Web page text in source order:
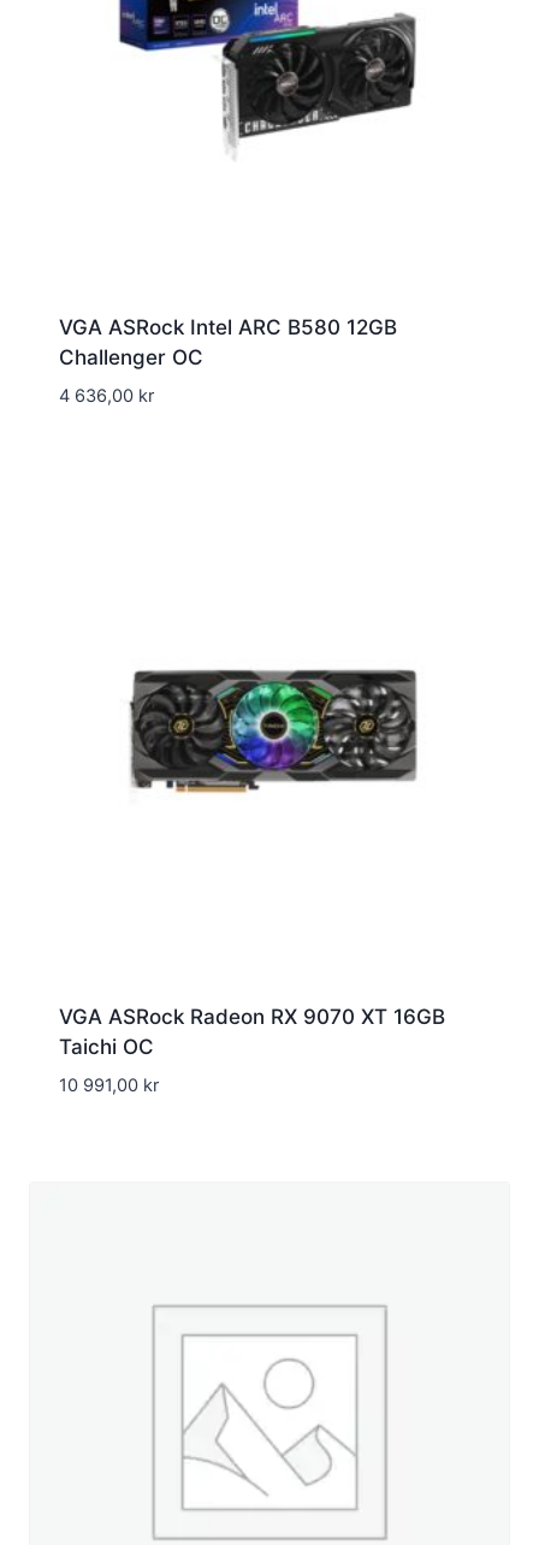
VGA ASRock Intel ARC B580 12GB
Challenger OC
4 636,00 kr
VGA ASRock Radeon RX 9070 XT 16GB
Taichi OC
10 991,00 kr